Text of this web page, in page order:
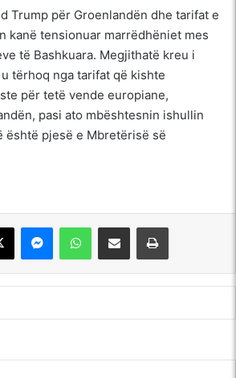
Trump për Groenlandën dhe tarifat e
kanë tensionuar marrëdhëniet mes
të Bashkuara. Megjithatë kreu i
tërhoq nga tarifat që kishte
për tetë vende europiane,
pasi ato mbështesnin ishullin
është pjesë e Mbretërisë së